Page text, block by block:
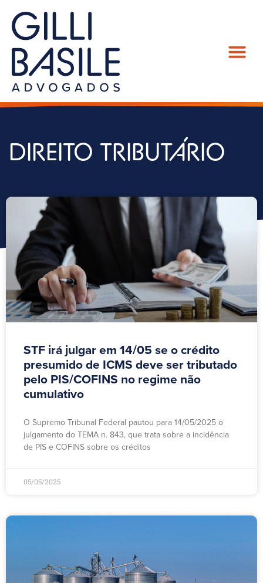
DIREITO TRIBUTÁRIO
STF irá julgar em 14/05 se o crédito
presumido de ICMS deve ser tributado
pelo PIS/COFINS no regime não
cumulativo
O Supremo Tribunal Federal pautou para 14/05/2025 o
julgamento do TEMA n. 843, que trata sobre a incidência
de PIS e COFINS sobre os créditos
05/05/2025